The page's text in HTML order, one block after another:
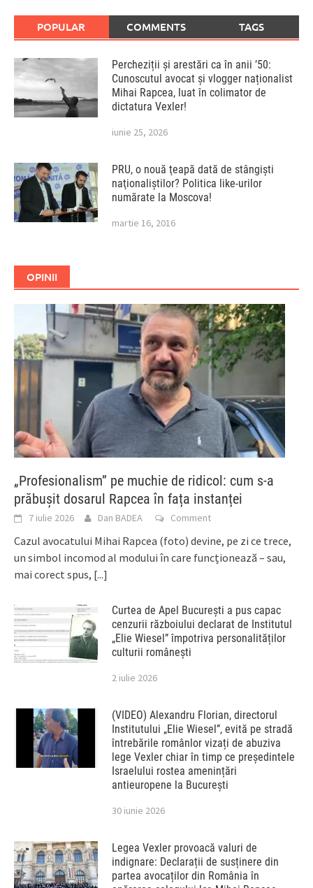
POPULAR COMMENTS TAGS
Percheziții și arestări ca în anii ’50:
Cunoscutul avocat și vlogger naționalist
Mihai Rapcea, luat în colimator de
dictatura Vexler!
iunie 25, 2026
PRU, o nouă ţeapă dată de stângişti
naţionaliştilor? Politica like-urilor
numărate la Moscova!
martie 16, 2016
OPINII
„Profesionalism” pe muchie de ridicol: cum s-a
prăbușit dosarul Rapcea în fața instanței
7 iulie 2026 Dan BADEA Comment
Cazul avocatului Mihai Rapcea (foto) devine, pe zi ce trece,
un simbol incomod al modului în care funcționează – sau,
mai corect spus, [...]
Curtea de Apel București a pus capac
cenzurii războiului declarat de Institutul
„Elie Wiesel” împotriva personalităților
culturii românești
2 iulie 2026
(VIDEO) Alexandru Florian, directorul
Institutului „Elie Wiesel”, evită pe stradă
întrebările românlor vizați de abuziva
lege Vexler chiar în timp ce președintele
Israelului rostea amenințări
antieuropene la București
30 iunie 2026
Legea Vexler provoacă valuri de
indignare: Declarații de susținere din
partea avocaților din România în